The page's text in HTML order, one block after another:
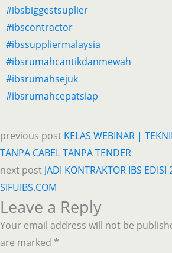
#ibsbiggestsuplier
#ibscontractor
#ibssuppliermalaysia
#ibsrumahcantikdanmewah
#ibsrumahsejuk
#ibsrumahcepatsiap
previous post KELAS WEBINAR |
TANPA CABEL TANPA TENDER
next post JADI KONTRAKTOR IBS
SIFUIBS.COM
Leave a Reply
Your email address will not be
are marked *